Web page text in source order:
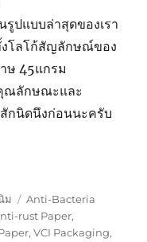
รูปแบบล่าสุดของเรา
โลโก้สัญลักษณ์ของ
ษ 45แกรม
ณลักษณะและ
กนิดนึงก่อนนะครับ
กระดาษกันสนิม”
ม Tags
Anti-Bacteria
rust Paper,
,VCI Packaging,